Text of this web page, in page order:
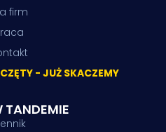
firm
- JUŻ SKACZEMY
TANDEMIE